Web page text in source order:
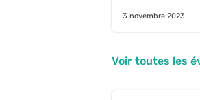
3 novembre 2023
Voir toutes les